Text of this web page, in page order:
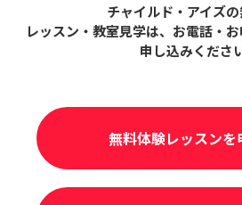
チャイルド・アイズ
レッスン・教室見学は、 お電話・
申し込みくださ
無料体験レッスンを